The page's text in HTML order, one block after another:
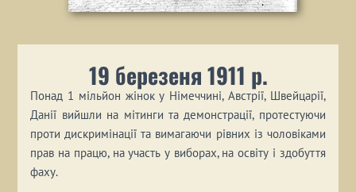
19 березеня 1911 р.
Понад 1 мільйон жінок у Німеччині, Австрії, Швейцарії,
Данії вийшли на мітинги та демонстрації, протестуючи
проти дискримінації та вимагаючи рівних із чоловіками
прав на працю, на участь у виборах, на освіту і здобуття
фаху.